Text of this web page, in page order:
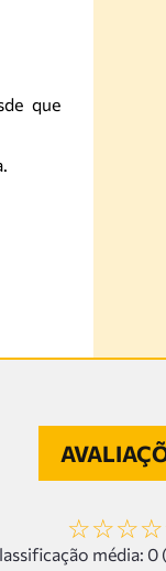
que
☆☆☆☆
média: 0